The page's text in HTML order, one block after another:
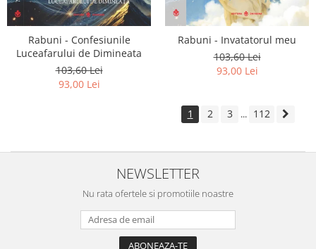
Rabuni - Confesiunile
Luceafarului de Dimineata
103,60 Lei
93,00 Lei
Rabuni - Invatatorul meu
103,60 Lei
93,00 Lei
1 2 3 ... 112
NEWSLETTER
Nu rata ofertele si promotiile noastre